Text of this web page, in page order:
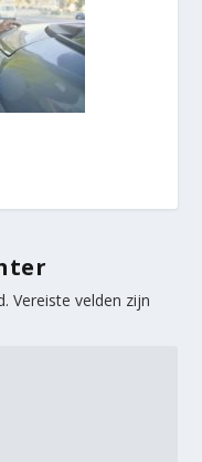
Vereiste velden zijn